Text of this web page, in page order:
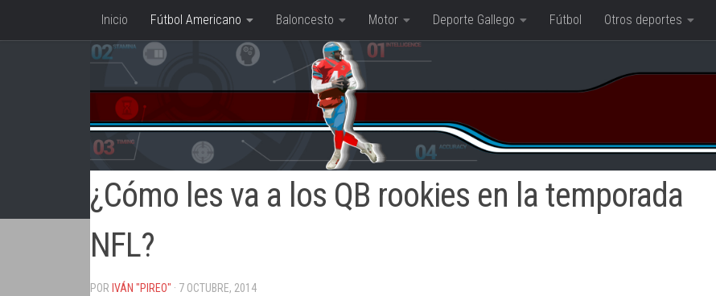
Saltar al contenido
Inicio Fútbol Americano Baloncesto Motor Deporte Gallego Fútbol Otros deportes
¿Cómo les va a los QB rookies en la temporada
NFL?
POR IVÁN "PIREO" · 7 OCTUBRE, 2014